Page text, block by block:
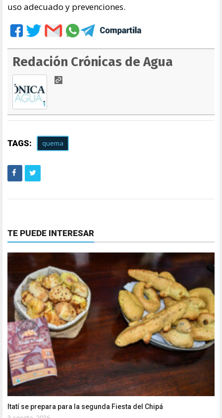
uso adecuado y prevenciones.
Redación Crónicas de Agua
TAGS: quema
TE PUEDE INTERESAR
Itatí se prepara para la segunda Fiesta del Chipá